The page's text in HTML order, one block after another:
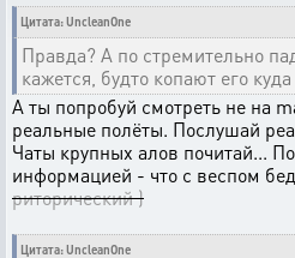
Цитата: UncleanOne
Правда? А по стремительно
кажется, будто копают его
А ты попробуй смотреть не на
реальные полёты. Послушай
Чаты крупных алов почитай...
информацией - что с веспом
риторический )
Цитата: UncleanOne